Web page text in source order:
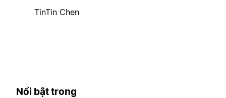
TinTin Chen
Nổi bật trong